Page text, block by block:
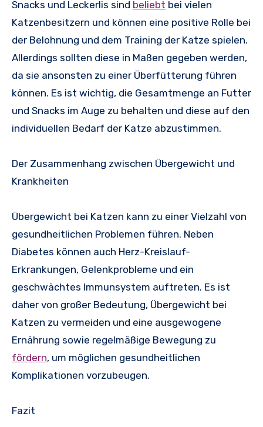
Snacks und Leckerlis sind beliebt bei vielen
Katzenbesitzern und können eine positive Rolle bei
der Belohnung und dem Training der Katze spielen.
Allerdings sollten diese in Maßen gegeben werden,
da sie ansonsten zu einer Überfütterung führen
können. Es ist wichtig, die Gesamtmenge an Futter
und Snacks im Auge zu behalten und diese auf den
individuellen Bedarf der Katze abzustimmen.
Der Zusammenhang zwischen Übergewicht und
Krankheiten
Übergewicht bei Katzen kann zu einer Vielzahl von
gesundheitlichen Problemen führen. Neben
Diabetes können auch Herz-Kreislauf-
Erkrankungen, Gelenkprobleme und ein
geschwächtes Immunsystem auftreten. Es ist
daher von großer Bedeutung, Übergewicht bei
Katzen zu vermeiden und eine ausgewogene
Ernährung sowie regelmäßige Bewegung zu
fördern, um möglichen gesundheitlichen
Komplikationen vorzubeugen.
Fazit